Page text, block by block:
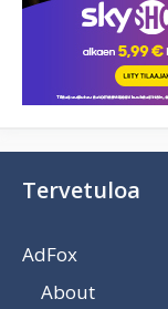
Tervetuloa
AdFox
About